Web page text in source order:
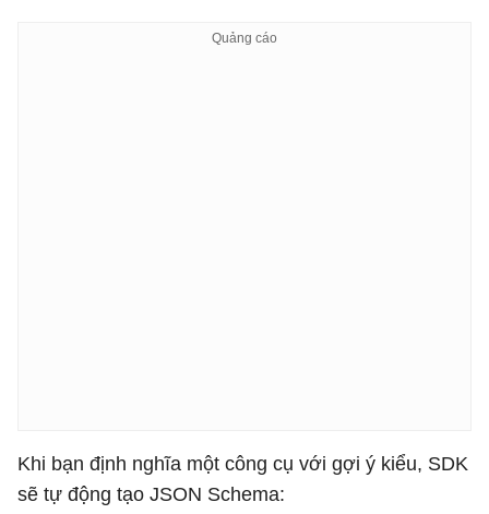
Khi bạn định nghĩa một công cụ với gợi ý kiểu, SDK
sẽ tự động tạo JSON Schema: